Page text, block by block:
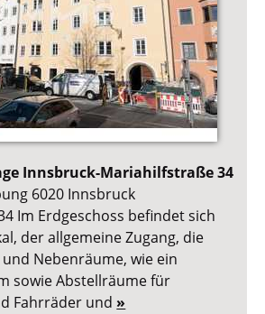
Innsbruck-Mariahilfstraße 34
6020 Innsbruck
Im Erdgeschoss befindet sich
der allgemeine Zugang, die
Nebenräume, wie ein
sowie Abstellräume für
Fahrräder und »